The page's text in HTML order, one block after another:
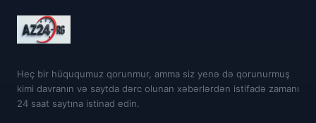
Heç bir hüququmuz qorunmur, amma siz yenə də qorunurmuş
kimi davranın və saytda dərc olunan xəbərlərdən istifadə zamanı
24 saat saytına istinad edin.